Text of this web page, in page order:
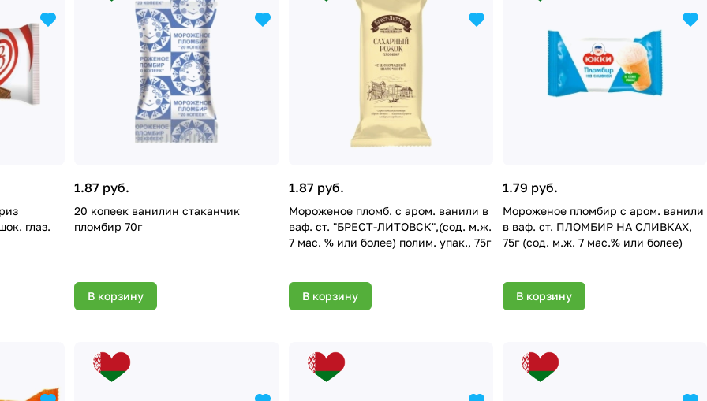
глаз.
1.87 руб.
20 копеек ванилин стаканчик
пломбир 70г
В корзину
1.87 руб.
Мороженое пломб. с аром. ванили в
ваф. ст. "БРЕСТ-ЛИТОВСК",(сод. м.ж.
7 мас. % или более) полим. упак., 75г
В корзину
1.79 руб.
Мороженое пломбир с аром. ванили
в ваф. ст. ПЛОМБИР НА СЛИВКАХ,
75г (сод. м.ж. 7 мас.% или более)
В корзину